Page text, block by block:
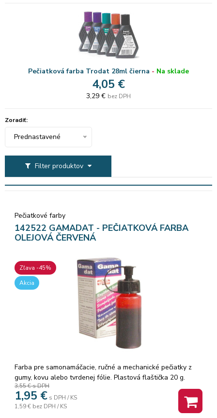
Pečiatková farba Trodat 28ml čierna - Na sklade
4,05 €
3,29 € bez DPH
Filter produktov
Zoradiť:
Prednastavené
Pečiatkové farby
142522 GAMADAT - PEČIATKOVÁ FARBA
OLEJOVÁ ČERVENÁ
Zľava -45%
Akcia
Farba pre samonamáčacie, ručné a mechanické pečiatky z
gumy, kovu alebo tvrdenej fólie. Plastová flaštička 20 g.
3,55 €s DPH
1,95 € s DPH / KS
1,59 € bez DPH / KS